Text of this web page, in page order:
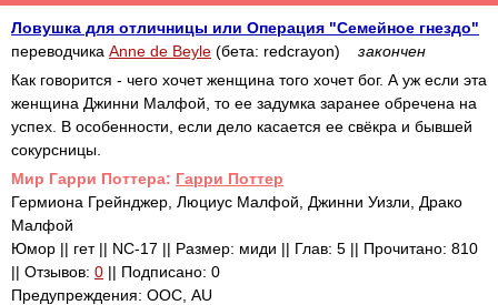
Ловушка для отличницы или Операция "Семейное гнездо"
переводчика Anne de Beyle (бета: redcrayon) закончен
Как говорится - чего хочет женщина того хочет бог. А уж если эта
женщина Джинни Малфой, то ее задумка заранее обречена на
успех. В особенности, если дело касается ее свёкра и бывшей
сокурсницы.
Mир Гарри Поттера: Гарри Поттер
Гермиона Грейнджер, Люциус Малфой, Джинни Уизли, Драко
Малфой
Юмор || гет || NC-17 || Размер: миди || Глав: 5 || Прочитано: 810
|| Отзывов: 0 || Подписано: 0
Предупреждения: ООС, AU